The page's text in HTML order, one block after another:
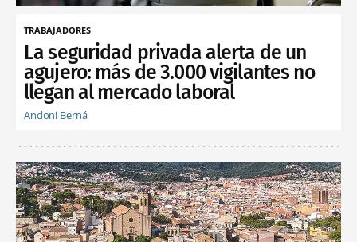
TRABAJADORES
La seguridad privada alerta de un
agujero: más de 3.000 vigilantes no
llegan al mercado laboral
Andoni Berná